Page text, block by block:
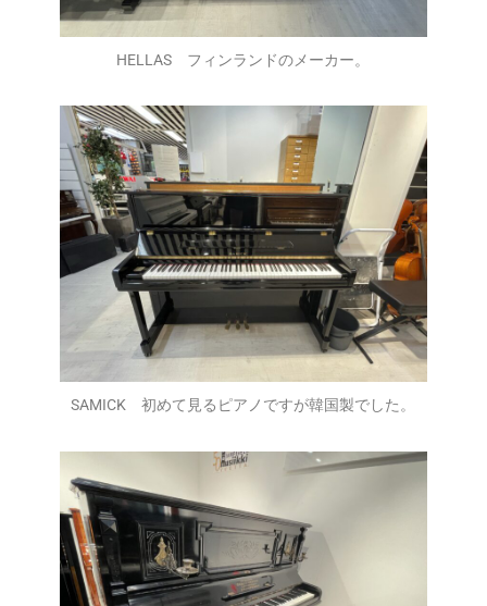
HELLAS フィンランドのメーカー。
SAMICK 初めて見るピアノですが韓国製でした。